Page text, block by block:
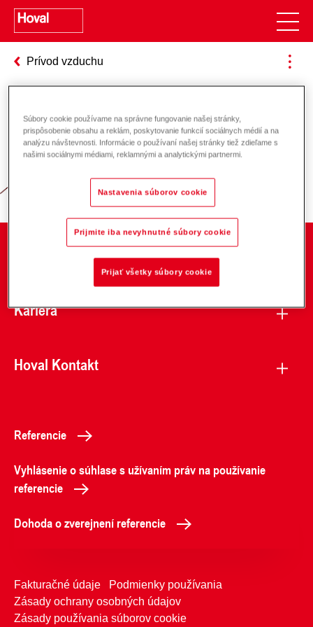
Prívod vzduchu
Zodpovednosť za energiu a životné
prostredie
O spoločnosti
Kariéra
Hoval Kontakt
Referencie
Vyhlásenie o súhlase s užívaním práv na používanie
referencie
Dohoda o zverejnení referencie
Fakturačné údaje
Podmienky používania
Zásady ochrany osobných údajov
Zásady používania súborov cookie
Súbory cookie používame na správne fungovanie našej stránky,
prispôsobenie obsahu a reklám, poskytovanie funkcií sociálnych médií a na
analýzu návštevnosti. Informácie o používaní našej stránky tiež zdieľame s
našimi sociálnymi médiami, reklamnými a analytickými partnermi.
Nastavenia súborov cookie
Prijmite iba nevyhnutné súbory cookie
Prijať všetky súbory cookie